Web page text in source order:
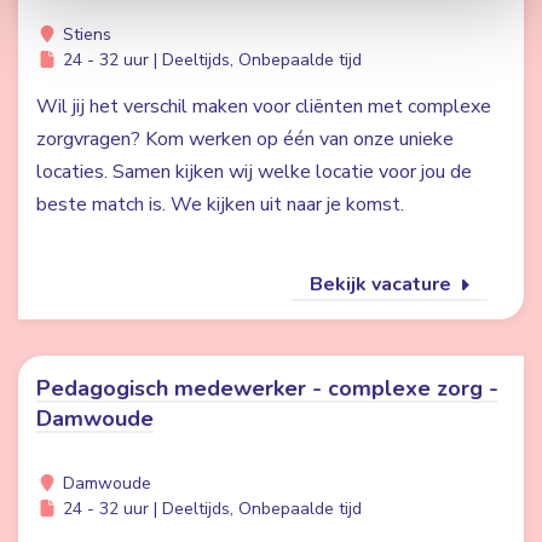
Stiens
24 - 32 uur | Deeltijds, Onbepaalde tijd
Wil jij het verschil maken voor cliënten met complexe
zorgvragen? Kom werken op één van onze unieke
locaties. Samen kijken wij welke locatie voor jou de
beste match is. We kijken uit naar je komst.
Bekijk vacature
Pedagogisch medewerker - complexe zorg -
Damwoude
Damwoude
24 - 32 uur | Deeltijds, Onbepaalde tijd